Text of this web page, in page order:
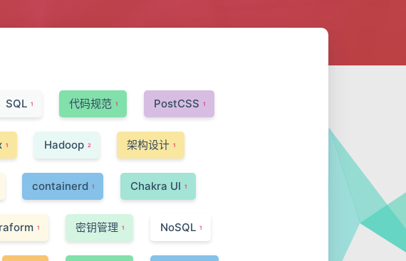
SQL 1 代码规范 1 PostCSS 1
1 Hadoop 2 架构设计 1
containerd 1 Chakra UI 1
1 密钥管理 1 NoSQL 1